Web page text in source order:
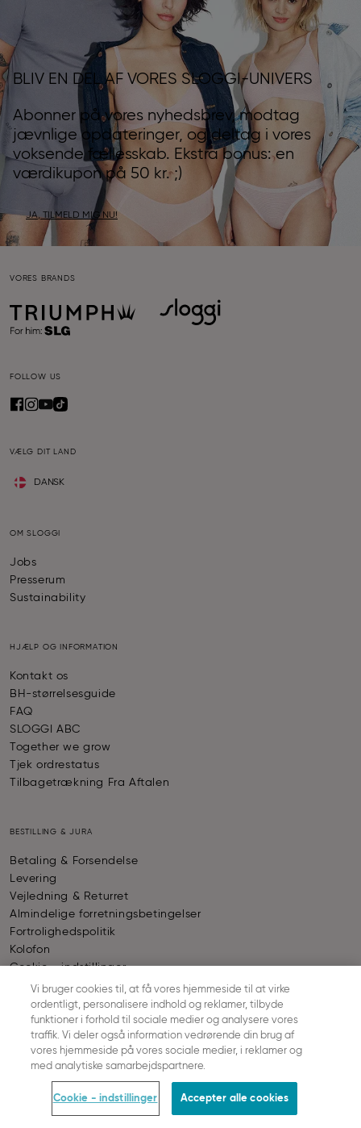
BLIV EN DEL AF VORES SLOGGI-UNIVERS
Abonner på vores nyhedsbrev, modtag
jævnlige opdateringer, og deltag i vores
voksende fællesskab. Ekstra bonus: en
værdikupon på 50 kr. ;)
JA, TILMELD MIG NU!
VORES BRANDS
FOLLOW US
VÆLG DIT LAND
DANSK
OM SLOGGI
Jobs
Presserum
Sustainability
HJÆLP OG INFORMATION
Kontakt os
BH-størrelsesguide
FAQ
SLOGGI ABC
Together we grow
Tjek ordrestatus
Tilbagetrækning Fra Aftalen
BESTILLING & JURA
Betaling & Forsendelse
Levering
Vejledning & Returret
Almindelige forretningsbetingelser
Fortrolighedspolitik
Kolofon
Cookie - indstillinger
BETALING
© SLOGGI2026ALL RIGHTS RESERVED
Vi bruger cookies til, at få vores hjemmeside til at virke
ordentligt, personalisere indhold og reklamer, tilbyde
funktioner i forhold til sociale medier og analysere vores
traffik. Vi deler også information vedrørende din brug af
vores hjemmeside på vores sociale medier, i reklamer og
med analytiske samarbejdspartnere.
Cookie - indstillinger Accepter alle cookies